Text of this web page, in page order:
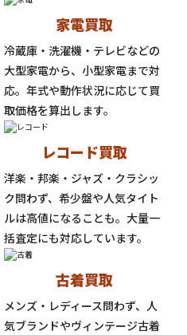
家電買取
冷蔵庫・洗濯機・テレビなどの
大型家電から、小型家電まで対
応。年式や動作状況に応じて買
取価格を算出します。
レコード買取
洋楽・邦楽・ジャズ・クラシッ
ク問わず、希少盤や人気タイト
ルは高値になることも。大量一
括査定にも対応しています。
古着買取
メンズ・レディース問わず、人
気ブランドやヴィンテージ古着